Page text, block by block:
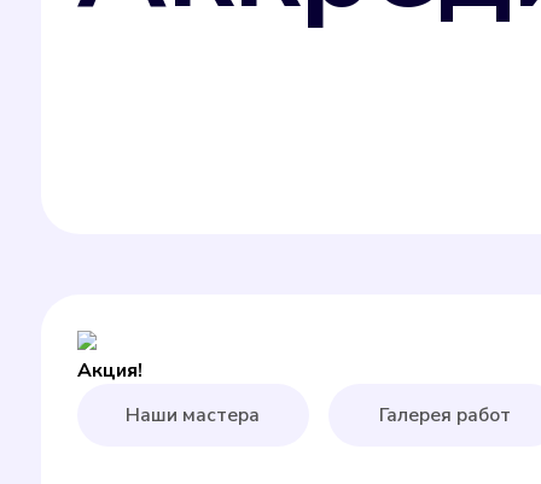
Акция!
Наши мастера Галерея работ